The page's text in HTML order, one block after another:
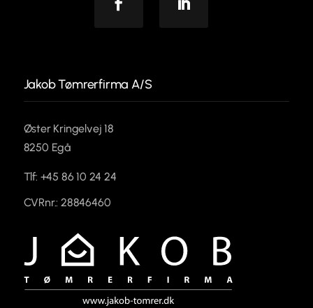
Jakob Tømrerfirma A/S
Øster Kringelvej 18
8250 Egå
Tlf: +45 86 10 24 24
CVRnr.: 28846460